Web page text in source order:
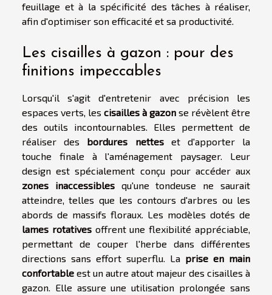
feuillage et à la spécificité des tâches à réaliser,
afin d'optimiser son efficacité et sa productivité.
Les cisailles à gazon : pour des
finitions impeccables
Lorsqu'il s'agit d'entretenir avec précision les
espaces verts, les cisailles à gazon se révèlent être
des outils incontournables. Elles permettent de
réaliser des bordures netteset d'apporter la
touche finale à l'aménagement paysager. Leur
design est spécialement conçu pour accéder aux
zones inaccessiblesqu'une tondeuse ne saurait
atteindre, telles que les contours d'arbres ou les
abords de massifs floraux. Les modèles dotés de
lames rotativesoffrent une flexibilité appréciable,
permettant de couper l'herbe dans différentes
directions sans effort superflu. La prise en main
confortable est un autre atout majeur des cisailles à
gazon. Elle assure une utilisation prolongée sans